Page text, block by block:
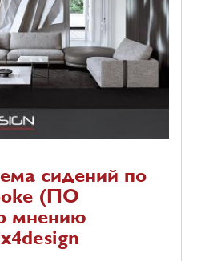
сидений по
(ПО
мнению